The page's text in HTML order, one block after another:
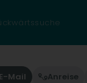
E-Mail Anreise